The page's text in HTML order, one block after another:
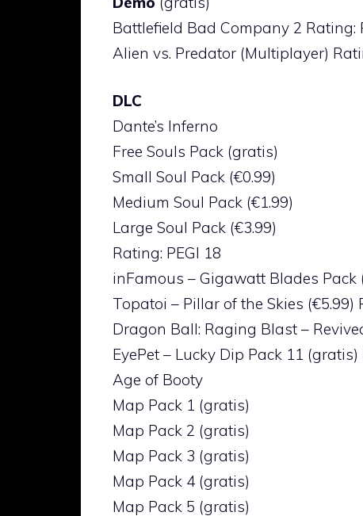
Battlefield Bad Company 2 Rating:
Alien vs. Predator (Multiplayer)
DLC
Dante’s Inferno
Free Souls Pack (gratis)
Small Soul Pack (€0.99)
Medium Soul Pack (€1.99)
Large Soul Pack (€3.99)
Rating: PEGI 18
inFamous – Gigawatt Blades Pack
Topatoi – Pillar of the Skies (€5.99)
Dragon Ball: Raging Blast –
EyePet – Lucky Dip Pack 11 (gratis)
Age of Booty
Map Pack 1 (gratis)
Map Pack 2 (gratis)
Map Pack 3 (gratis)
Map Pack 4 (gratis)
Map Pack 5 (gratis)